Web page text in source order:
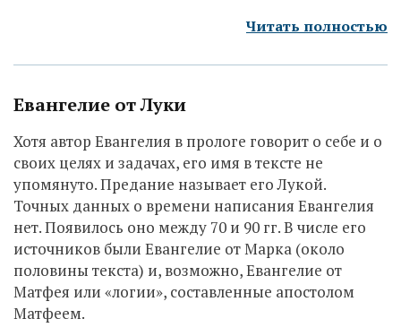
Читать полностью
Евангелие от Луки
Хотя автор Евангелия в прологе говорит о себе и о
своих целях и задачах, его имя в тексте не
упомянуто. Предание называет его Лукой.
Точных данных о времени написания Евангелия
нет. Появилось оно между 70 и 90 гг. В числе его
источников были Евангелие от Марка (около
половины текста) и, возможно, Евангелие от
Матфея или «логии», составленные апостолом
Матфеем.